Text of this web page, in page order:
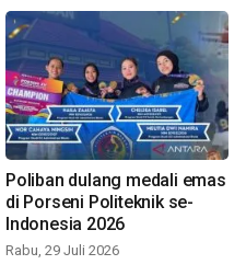
Poliban dulang medali emas
di Porseni Politeknik se-
Indonesia 2026
Rabu, 29 Juli 2026